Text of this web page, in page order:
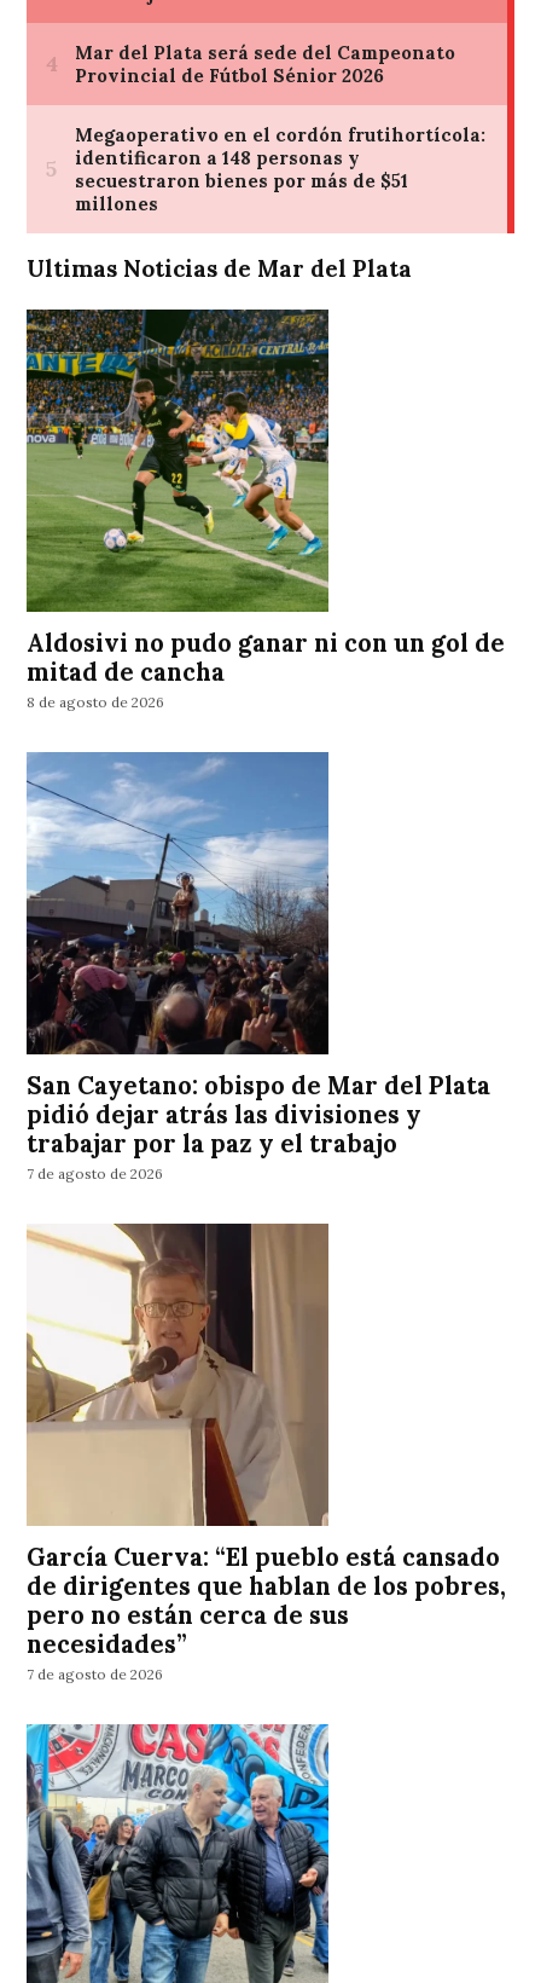
Ultimas Noticias de Mar del Plata
Aldosivi no pudo ganar ni con un gol de
mitad de cancha
8 de agosto de 2026
San Cayetano: obispo de Mar del Plata
pidió dejar atrás las divisiones y
trabajar por la paz y el trabajo
7 de agosto de 2026
García Cuerva: “El pueblo está cansado
de dirigentes que hablan de los pobres,
pero no están cerca de sus
necesidades”
7 de agosto de 2026